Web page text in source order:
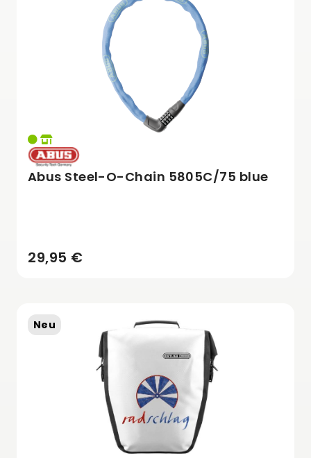
Abus Steel-O-Chain 5805C/75 blue
29,95 €
Neu